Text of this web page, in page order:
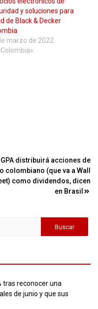
y soluciones para
de Black & Decker
marzo de 2022
GPA distribuirá acciones de
colombiano (que va a Wall
como dividendos, dicen
en Brasil
tras reconocer una
de junio y que sus